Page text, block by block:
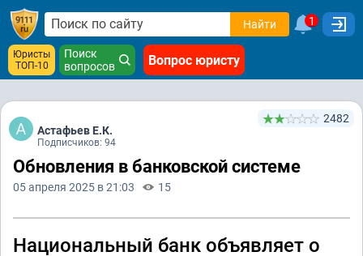
Найти 1
Юристы
ТОП-10
Поиск
вопросов
Вопрос юристу
Астафьев Е.К.
Подписчиков: 94
2482
Обновления в банковской системе
05 апреля 2025 в 21:03 15
Национальный банк объявляет о